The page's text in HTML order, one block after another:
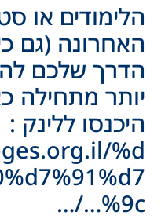
הלימודים או
האחרונה (גם
הדרך שלכם
יותר מתחילה
היכנסו ללינק :
%d
%9c…/…